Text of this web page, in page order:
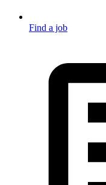
Find a job